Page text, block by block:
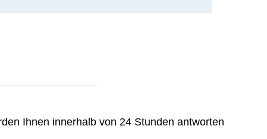
Ihnen innerhalb von 24 Stunden antworten